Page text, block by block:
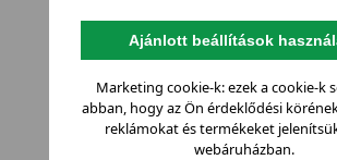
Ajánlott beállítások
Marketing cookie-k: ezek a cookie-k
abban, hogy az Ön érdeklődési
reklámokat és termékeket
webáruházban.